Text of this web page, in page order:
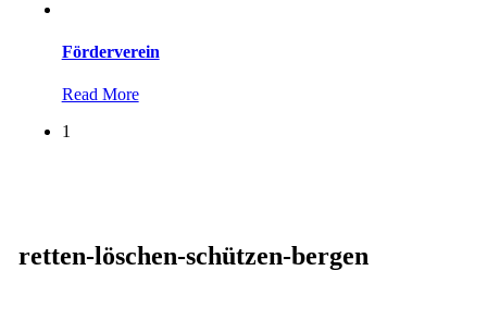
Förderverein
Read More
1
retten-löschen-schützen-bergen